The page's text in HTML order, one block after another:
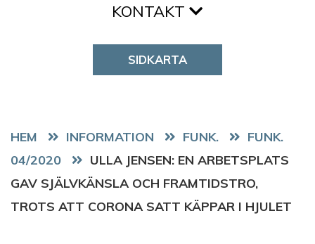
KONTAKT
SIDKARTA
HEM FUNK.
FUNK.
04/2020
ULLA JENSEN: EN ARBETSPLATS
GAV SJÄLVKÄNSLA OCH FRAMTIDSTRO,
TROTS ATT CORONA SATT KÄPPAR I HJULET